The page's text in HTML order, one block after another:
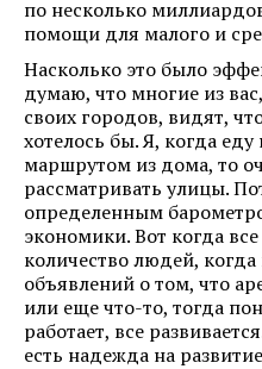
по несколько
помощи для малого и
Насколько это было
думаю, что многие из
своих городов, видят,
хотелось бы. Я, когда
маршрутом из дома, то
рассматривать улицы.
определенным
экономики. Вот когда
количество людей,
объявлений о том, что
или еще что-то, тогда
работает, все
есть надежда на